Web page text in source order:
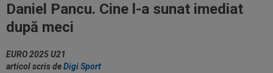
Daniel Pancu. Cine l-a sunat imediat
după meci
EURO 2025 U21
articol scris deDigi Sport